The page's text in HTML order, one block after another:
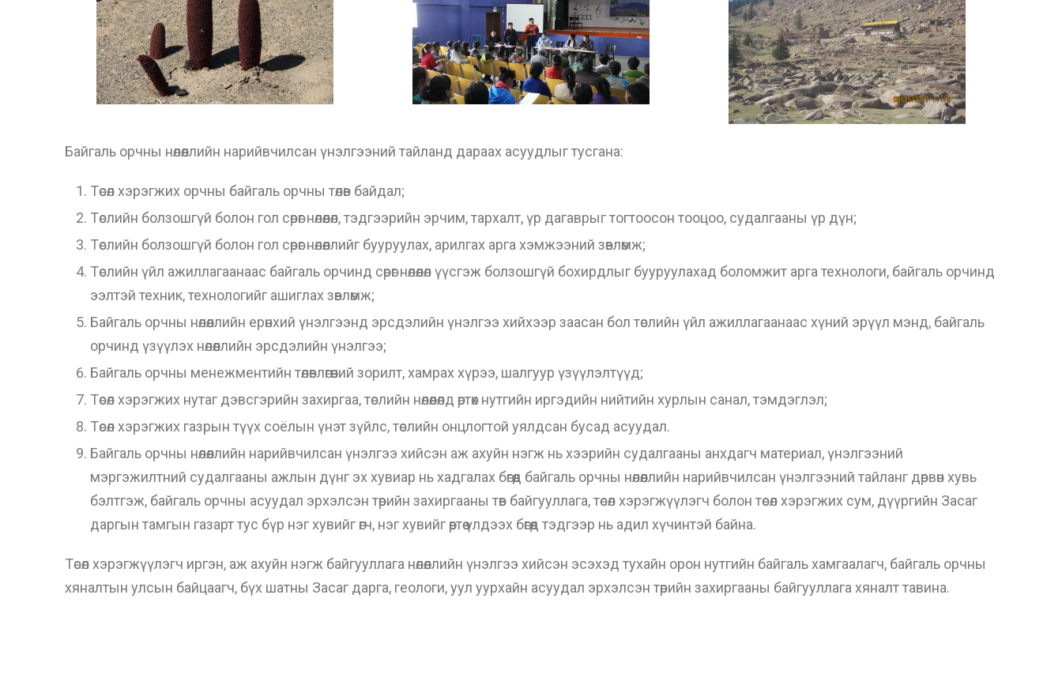
Байгаль орчны нөлөөллийн нарийвчилсан үнэлгээний тайланд дараах асуудлыг тусгана:
Төсөл хэрэгжих орчны байгаль орчны төлөв байдал;
Төслийн болзошгүй болон гол сөрөг нөлөөлөл, тэдгээрийн эрчим, тархалт, үр дагаврыг тогтоосон тооцоо, судалгааны үр дүн;
Төслийн болзошгүй болон гол сөрөг нөлөөллийг бууруулах, арилгах арга хэмжээний зөвлөмж;
Төслийн үйл ажиллагаанаас байгаль орчинд сөрөг нөлөөлөл үүсгэж болзошгүй бохирдлыг бууруулахад боломжит арга технологи, байгаль орчинд
ээлтэй техник, технологийг ашиглах зөвлөмж;
Байгаль орчны нөлөөллийн ерөнхий үнэлгээнд эрсдэлийн үнэлгээ хийхээр заасан бол төслийн үйл ажиллагаанаас хүний эрүүл мэнд, байгаль
орчинд үзүүлэх нөлөөллийн эрсдэлийн үнэлгээ;
Байгаль орчны менежментийн төлөвлөгөөний зорилт, хамрах хүрээ, шалгуур үзүүлэлтүүд;
Төсөл хэрэгжих нутаг дэвсгэрийн захиргаа, төслийн нөлөөлөлд өртөх нутгийн иргэдийн нийтийн хурлын санал, тэмдэглэл;
Төсөл хэрэгжих газрын түүх соёлын үнэт зүйлс, төслийн онцлогтой уялдсан бусад асуудал.
Байгаль орчны нөлөөллийн нарийвчилсан үнэлгээ хийсэн аж ахуйн нэгж нь хээрийн судалгааны анхдагч материал, үнэлгээний
мэргэжилтний судалгааны ажлын дүнг эх хувиар нь хадгалах бөгөөд байгаль орчны нөлөөллийн нарийвчилсан үнэлгээний тайланг дөрвөн хувь
бэлтгэж, байгаль орчны асуудал эрхэлсэн төрийн захиргааны төв байгууллага, төсөл хэрэгжүүлэгч болон төсөл хэрэгжих сум, дүүргийн Засаг
даргын тамгын газарт тус бүр нэг хувийг өгч, нэг хувийг өөртөө үлдээх бөгөөд тэдгээр нь адил хүчинтэй байна.
Төсөл хэрэгжүүлэгч иргэн, аж ахуйн нэгж байгууллага нөлөөллийн үнэлгээ хийсэн эсэхэд тухайн орон нутгийн байгаль хамгаалагч, байгаль орчны
хяналтын улсын байцаагч, бүх шатны Засаг дарга, геологи, уул уурхайн асуудал эрхэлсэн төрийн захиргааны байгууллага хяналт тавина.